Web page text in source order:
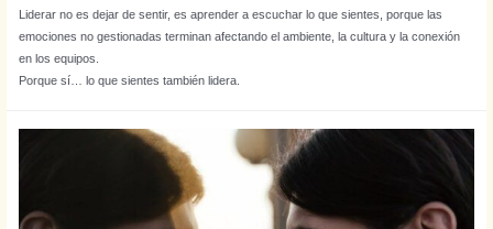
Liderar no es dejar de sentir, es aprender a escuchar lo que sientes, porque las
emociones no gestionadas terminan afectando el ambiente, la cultura y la conexión
en los equipos.
Porque sí… lo que sientes también lidera.